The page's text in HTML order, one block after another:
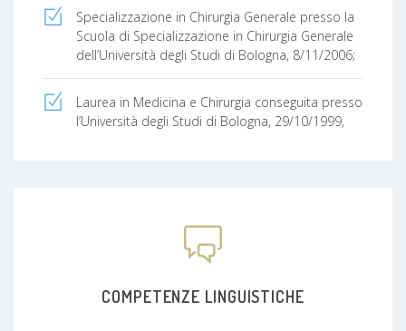
Specializzazione in Chirurgia Generale presso la
Scuola di Specializzazione in Chirurgia Generale
dell’Università degli Studi di Bologna, 8/11/2006;
Laurea in Medicina e Chirurgia conseguita presso
l’Università degli Studi di Bologna, 29/10/1999,
COMPETENZE LINGUISTICHE